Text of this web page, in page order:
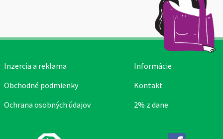
Inzercia a reklama
Obchodné podmienky
Ochrana osobných údajov
Informácie
Kontakt
2% z dane